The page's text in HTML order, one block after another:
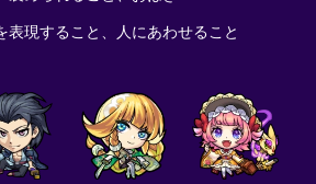
表現すること、人にあわせること